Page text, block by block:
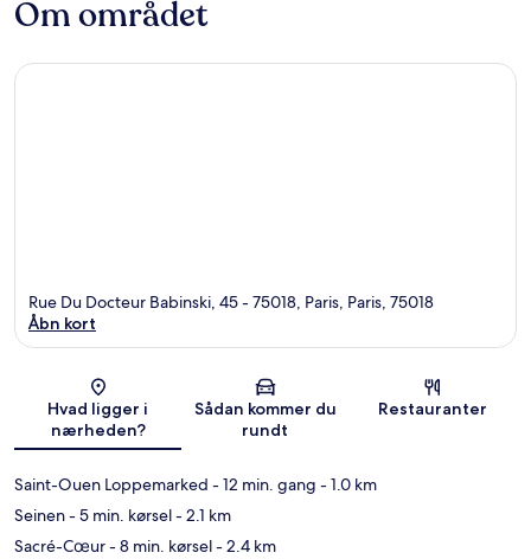
Om området
Kort
Rue Du Docteur Babinski, 45 - 75018, Paris, Paris, 75018
Åbn kort
Hvad ligger i
nærheden?
Sådan kommer du
rundt
Restauranter
Saint-Ouen Loppemarked - 12 min. gang - 1.0 km
Seinen- 5 min. kørsel- 2.1 km
Sacré-Cœur- 8 min. kørsel- 2.4 km